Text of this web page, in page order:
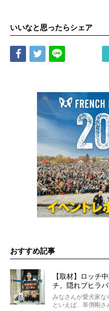
いいなと思ったらシェア
Share Tweet
おすすめ記事
【取材】ロッチ
チ。隠れブヒラ
【前編】
みなさんが愛犬家な
といえば、草彅剛